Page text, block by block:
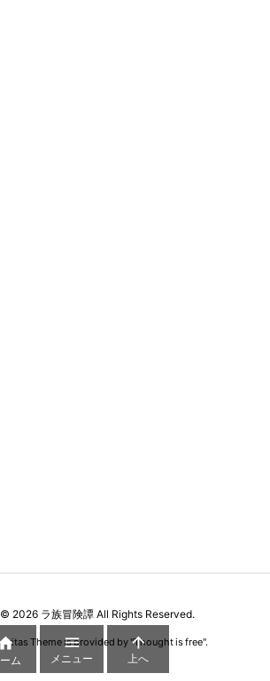
© 2026 ラ族冒険譚 All Rights Reserved.
Theme is provided by "Thought is free".
ム

メニュー

上へ